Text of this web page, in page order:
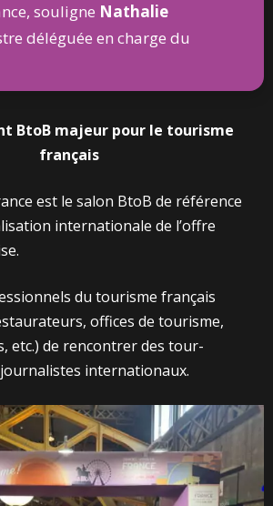
souligne Nathalie
déléguée en charge du
BtoB majeur pour le tourisme
français
est le salon BtoB de référence
internationale de l’offre
du tourisme français
offices de tourisme,
etc.) de rencontrer des tour-
internationaux.